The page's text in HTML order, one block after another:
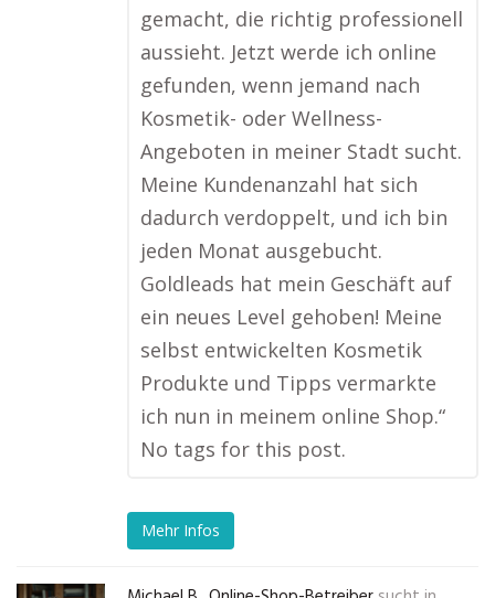
gemacht, die richtig professionell
aussieht. Jetzt werde ich online
gefunden, wenn jemand nach
Kosmetik- oder Wellness-
Angeboten in meiner Stadt sucht.
Meine Kundenanzahl hat sich
dadurch verdoppelt, und ich bin
jeden Monat ausgebucht.
Goldleads hat mein Geschäft auf
ein neues Level gehoben! Meine
selbst entwickelten Kosmetik
Produkte und Tipps vermarkte
ich nun in meinem online Shop.“
No tags for this post.
Mehr Infos